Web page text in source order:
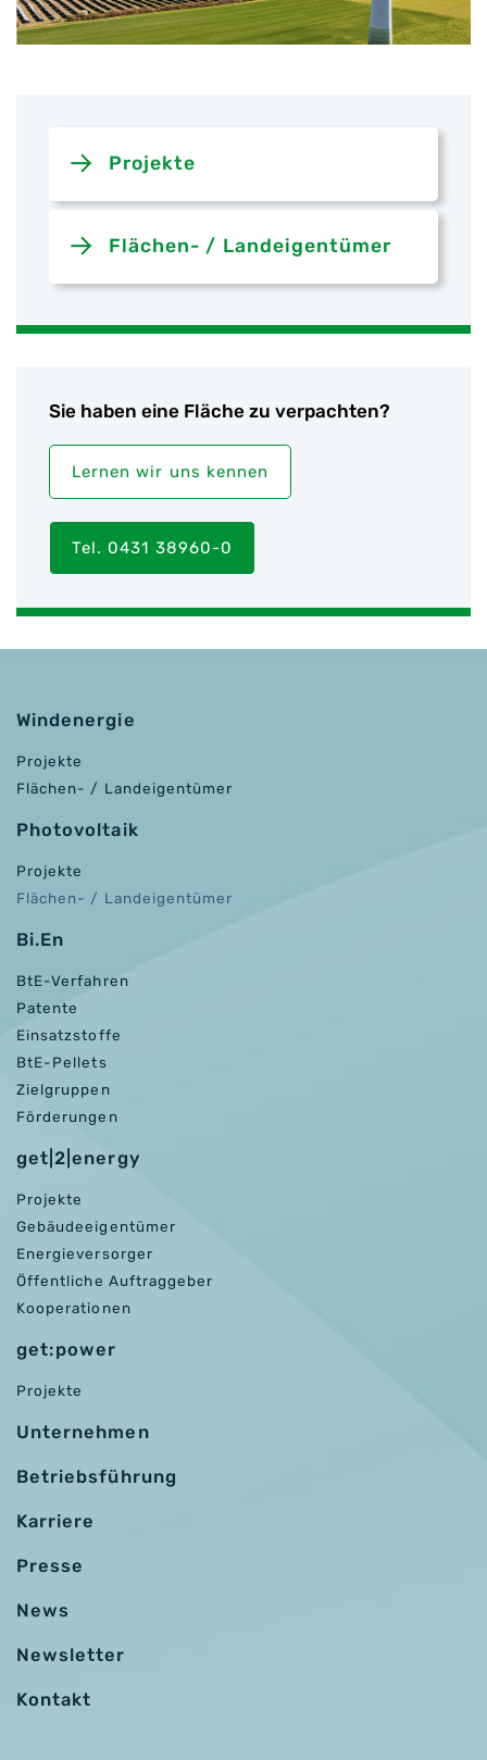
Projekte
Flächen- / Landeigentümer
Sie haben eine Fläche zu verpachten?
Lernen wir uns kennen
Tel. 0431 38960-0
Windenergie
Projekte
Flächen- / Landeigentümer
Photovoltaik
Projekte
Flächen- / Landeigentümer
Bi.En
BtE-Verfahren
Patente
Einsatzstoffe
BtE-Pellets
Zielgruppen
Förderungen
get|2|energy
Projekte
Gebäudeeigentümer
Energieversorger
Öffentliche Auftraggeber
Kooperationen
get:power
Projekte
Unternehmen
Betriebsführung
Karriere
Presse
News
Newsletter
Kontakt